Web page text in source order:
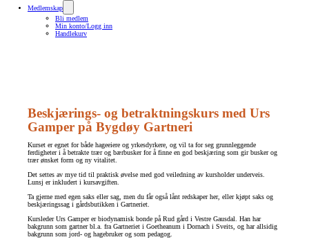
Medlemskap
Bli medlem
Min konto/Logg inn
Handlekurv
Beskjærings- og betraktningskurs med Urs
Gamper på Bygdøy Gartneri
Kurset er egnet for både hageeiere og yrkesdyrkere, og vil ta for seg grunnleggende
ferdigheter i å betrakte trær og bærbusker for å finne en god beskjæring som gir busker og
trær ønsket form og ny vitalitet.
Det settes av mye tid til praktisk øvelse med god veiledning av kursholder underveis.
Lunsj er inkludert i kursavgiften.
Ta gjerne med egen saks eller sag, men du får også lånt redskaper her, eller kjøpt saks og
beskjæringssag i gårdsbutikken i Gartneriet.
Kursleder Urs Gamper er biodynamisk bonde på Rud gård i Vestre Gausdal. Han har
bakgrunn som gartner bl.a. fra Gartneriet i Goetheanum i Dornach i Sveits, og har allsidig
bakgrunn som jord- og hagebruker og som pedagog.